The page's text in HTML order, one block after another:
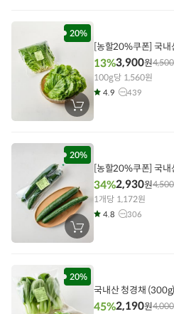
에
담
기
20%
장
바
에
담
기
[농할20%쿠폰] 국
13%3,900원4,500
100g당 1,560원
4.9 439
20%
장
바
에
담
기
[농할20%쿠폰] 국내
34%2,930원4,500
1개당 1,172원
4.8 306
20%
국내산 청경채 (300g)
45%2,190원4,000